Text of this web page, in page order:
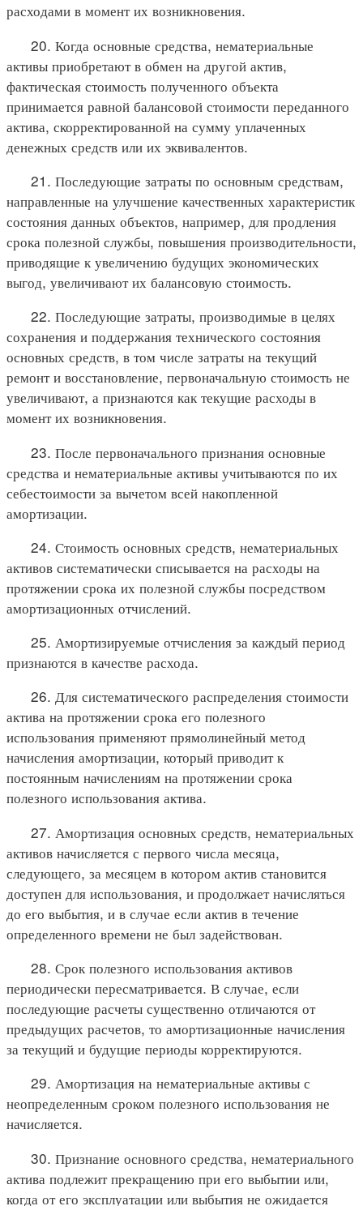
расходами в момент их возникновения.
20. Когда основные средства, нематериальные
активы приобретают в обмен на другой актив,
фактическая стоимость полученного объекта
принимается равной балансовой стоимости переданного
актива, скорректированной на сумму уплаченных
денежных средств или их эквивалентов.
21. Последующие затраты по основным средствам,
направленные на улучшение качественных характеристик
состояния данных объектов, например, для продления
срока полезной службы, повышения производительности,
приводящие к увеличению будущих экономических
выгод, увеличивают их балансовую стоимость.
22. Последующие затраты, производимые в целях
сохранения и поддержания технического состояния
основных средств, в том числе затраты на текущий
ремонт и восстановление, первоначальную стоимость не
увеличивают, а признаются как текущие расходы в
момент их возникновения.
23. После первоначального признания основные
средства и нематериальные активы учитываются по их
себестоимости за вычетом всей накопленной
амортизации.
24. Стоимость основных средств, нематериальных
активов систематически списывается на расходы на
протяжении срока их полезной службы посредством
амортизационных отчислений.
25. Амортизируемые отчисления за каждый период
признаются в качестве расхода.
26. Для систематического распределения стоимости
актива на протяжении срока его полезного
использования применяют прямолинейный метод
начисления амортизации, который приводит к
постоянным начислениям на протяжении срока
полезного использования актива.
27. Амортизация основных средств, нематериальных
активов начисляется с первого числа месяца,
следующего, за месяцем в котором актив становится
доступен для использования, и продолжает начисляться
до его выбытия, и в случае если актив в течение
определенного времени не был задействован.
28. Срок полезного использования активов
периодически пересматривается. В случае, если
последующие расчеты существенно отличаются от
предыдущих расчетов, то амортизационные начисления
за текущий и будущие периоды корректируются.
29. Амортизация на нематериальные активы с
неопределенным сроком полезного использования не
начисляется.
30. Признание основного средства, нематериального
актива подлежит прекращению при его выбытии или,
когда от его эксплуатации или выбытия не ожидается